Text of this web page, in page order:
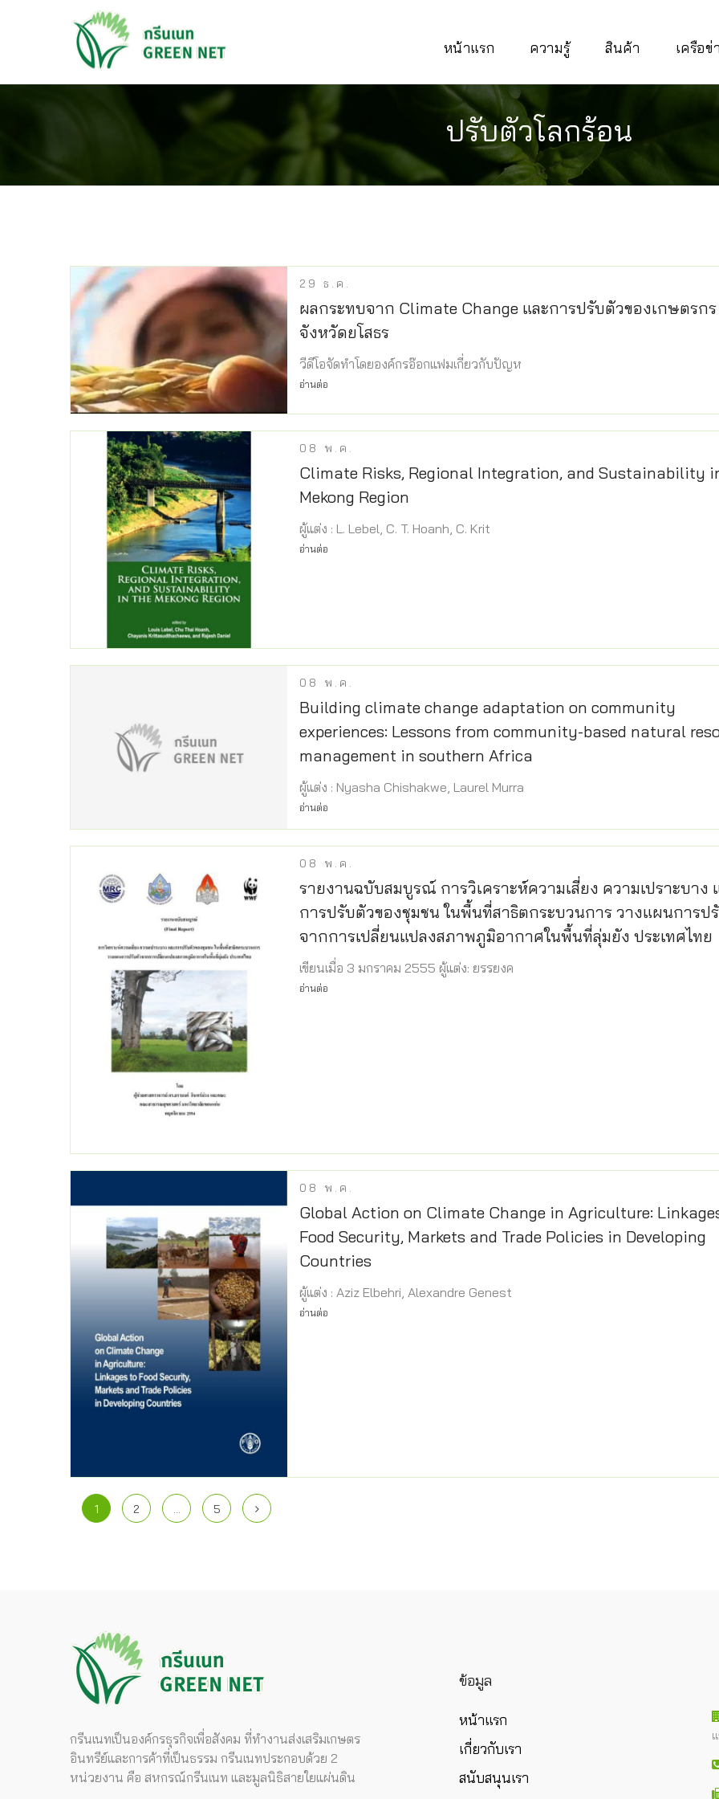
หน้าแรก ความรู้ สินค้า เครือ
ปรับตัวโลกร้อน
29 ธ.ค.
ผลกระทบจาก Climate Change และการปรับตัวของเกษตรกร
จังหวัดยโสธร
วีดีโอจัดทำโดยองค์กรอ๊อกแฟมเกี่ยวกับปัญห
อ่านต่อ
08 พ.ค.
Climate Risks, Regional Integration, and Sustainability
Mekong Region
ผู้แต่ง : L. Lebel, C. T. Hoanh, C. Krit
อ่านต่อ
08 พ.ค.
Building climate change adaptation on community
experiences: Lessons from community-based natural
management in southern Africa
ผู้แต่ง : Nyasha Chishakwe, Laurel Murra
อ่านต่อ
08 พ.ค.
รายงานฉบับสมบูรณ์ การวิเคราะห์ความเสี่ยง ความเปราะบาง
การปรับตัวของชุมชน ในพื้นที่สาธิตกระบวนการ วางแผนการป
จากการเปลี่ยนแปลงสภาพภูมิอากาศในพื้นที่ลุ่มยัง ประเทศไทย
เขียนเมื่อ 3 มกราคม 2555 ผู้แต่ง: ยรรยงค
อ่านต่อ
08 พ.ค.
Global Action on Climate Change in Agriculture:
Food Security, Markets and Trade Policies in Developing
Countries
ผู้แต่ง : Aziz Elbehri, Alexandre Genest
อ่านต่อ
1 2 … 5
กรีนเนทเป็นองค์กรธุรกิจเพื่อสังคม ที่ทำงานส่งเสริมเกษตร
อินทรีย์และการค้าที่เป็นธรรม กรีนเนทประกอบด้วย 2
หน่วยงาน คือ สหกรณ์กรีนเนท และมูลนิธิสายใยแผ่นดิน
ข้อมูล
หน้าแรก
เกี่ยวกับเรา
สนับสนุนเรา